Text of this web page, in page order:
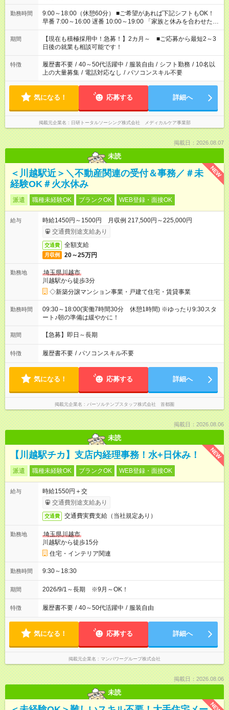
勤務時間
9:00～18:00（休憩60分） ■ご希望があれば下記シフトもOK！
早番 7:00～16:00 遅番 10:00～19:00 「家族と休みを合わせた
い」 「余裕を持って夕飯の準備がしたい」 「できれば残業はし
たくない」 など、ご希望を教えてくださいね。 ※Wワーク希望
の方へ 今ご覧のお仕事で希望する勤務時間と、もう1つのお仕事
の勤務時間。 合計で週40時間を超える場合は応募できません。
期間
【現在も積極採用中！急募！】2カ月～ ■ご応募から最短2～3
日後の就業も相談可能です！
特徴 履歴書不要 / 40～50代活躍中 / 服装自由 / シフト勤務 / 10名以
上の大量募集 / 電話対応なし / パソコンスキル不要
気になる！ 応募する 詳細へ
掲載元企業名 日研トータルソーシング株式会社 メディカルケア事業部
掲載日：2026.08.07
未読
NEW
＜川越駅近＞＼不動産関連の受付＆事務／＃未
経験OK＃火水休み
派遣 職種未経験OK ブランクOK WEB登録・面接OK
給与
時給1450円～1500円 月収例 217,500円～225,000円
交通費別途支給あり
交通費 全額支給
月収例 20～25万円
勤務地
埼玉県川越市
川越駅から徒歩3分
◇新築分譲マンション事業・戸建て住宅・賃貸事業
勤務時間
09:30～18:00(実働7時間30分 休憩1時間) ※ゆったり9:30スタ
ート♪朝の準備は緩やかに！
期間 【急募】即日～長期
特徴 履歴書不要 / パソコンスキル不要
気になる！ 応募する 詳細へ
掲載元企業名 パーソルテンプスタッフ株式会社 首都圏
掲載日：2026.08.06
未読
NEW
【川越駅チカ】支店内経理事務！水+日休み！
派遣 職種未経験OK ブランクOK WEB登録・面接OK
給与
時給1550円＋交
交通費別途支給あり
交通費 交通費実費支給（当社規定あり）
勤務地
埼玉県川越市
川越駅から徒歩15分
住宅・インテリア関連
勤務時間 9:30～18:30
期間 2026/9/1～長期 ※9月～OK！
特徴 履歴書不要 / 40～50代活躍中 / 服装自由
気になる！ 応募する 詳細へ
掲載元企業名 マンパワーグループ株式会社
掲載日：2026.08.06
未読